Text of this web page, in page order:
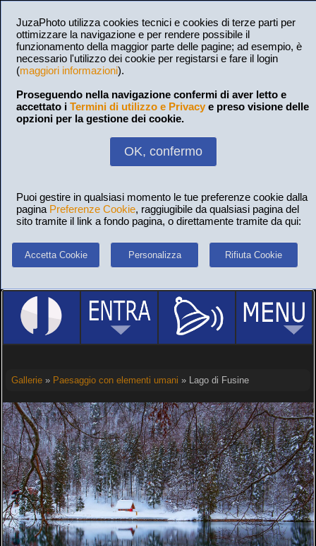
JuzaPhoto utilizza cookies tecnici e cookies di terze parti per
ottimizzare la navigazione e per rendere possibile il
funzionamento della maggior parte delle pagine; ad esempio, è
necessario l'utilizzo dei cookie per registarsi e fare il login
(maggiori informazioni).
Proseguendo nella navigazione confermi di aver letto e
accettato i Termini di utilizzo e Privacy e preso visione delle
opzioni per la gestione dei cookie.
OK, confermo
Puoi gestire in qualsiasi momento le tue preferenze cookie dalla
pagina Preferenze Cookie, raggiugibile da qualsiasi pagina del
sito tramite il link a fondo pagina, o direttamente tramite da qui:
Accetta Cookie Personalizza Rifiuta Cookie
Gallerie» Paesaggio con elementi umani » Lago di Fusine